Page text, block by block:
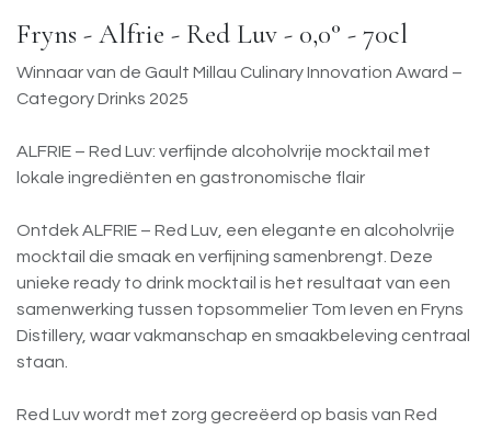
Fryns - Alfrie - Red Luv - 0,0° - 70cl
Winnaar van de Gault Millau Culinary Innovation Award –
Category Drinks 2025
ALFRIE – Red Luv: verfijnde alcoholvrije mocktail met
lokale ingrediënten en gastronomische flair
Ontdek ALFRIE – Red Luv, een elegante en alcoholvrije
mocktail die smaak en verfijning samenbrengt. Deze
unieke ready to drink mocktail is het resultaat van een
samenwerking tussen topsommelier Tom Ieven en Fryns
Distillery, waar vakmanschap en smaakbeleving centraal
staan.
Red Luv wordt met zorg gecreëerd op basis van Red